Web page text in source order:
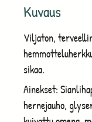
Kuvaus
Viljaton,
sikaa.
Ainekset:
hernejauho,